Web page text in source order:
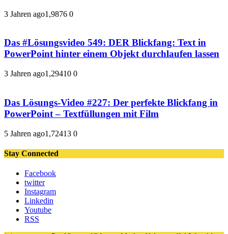
3 Jahren ago1,9876 0
Das #Lösungsvideo 549: DER Blickfang: Text in
PowerPoint hinter einem Objekt durchlaufen lassen
3 Jahren ago1,29410 0
Das Lösungs-Video #227: Der perfekte Blickfang in
PowerPoint – Textfüllungen mit Film
5 Jahren ago1,72413 0
Stay Connected
Facebook
twitter
Instagram
Linkedin
Youtube
RSS